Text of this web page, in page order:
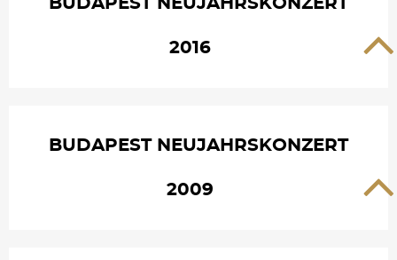
BUDAPEST NEUJAHRSKONZERT
2016
BUDAPEST NEUJAHRSKONZERT
2009